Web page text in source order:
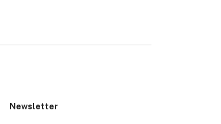
Newsletter